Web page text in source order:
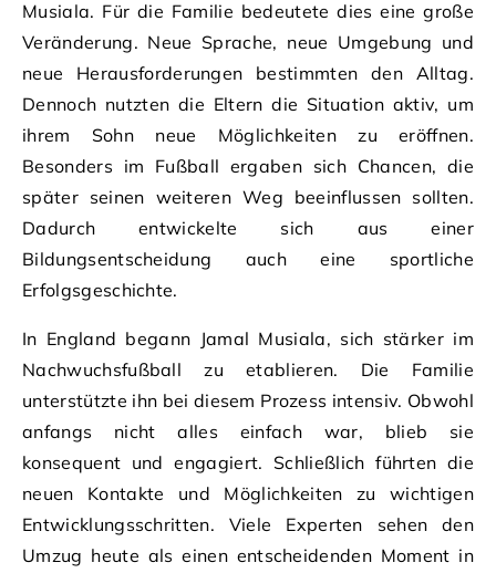
Musiala. Für die Familie bedeutete dies eine große
Veränderung. Neue Sprache, neue Umgebung und
neue Herausforderungen bestimmten den Alltag.
Dennoch nutzten die Eltern die Situation aktiv, um
ihrem Sohn neue Möglichkeiten zu eröffnen.
Besonders im Fußball ergaben sich Chancen, die
später seinen weiteren Weg beeinflussen sollten.
Dadurch entwickelte sich aus einer
Bildungsentscheidung auch eine sportliche
Erfolgsgeschichte.
In England begann Jamal Musiala, sich stärker im
Nachwuchsfußball zu etablieren. Die Familie
unterstützte ihn bei diesem Prozess intensiv. Obwohl
anfangs nicht alles einfach war, blieb sie
konsequent und engagiert. Schließlich führten die
neuen Kontakte und Möglichkeiten zu wichtigen
Entwicklungsschritten. Viele Experten sehen den
Umzug heute als einen entscheidenden Moment in